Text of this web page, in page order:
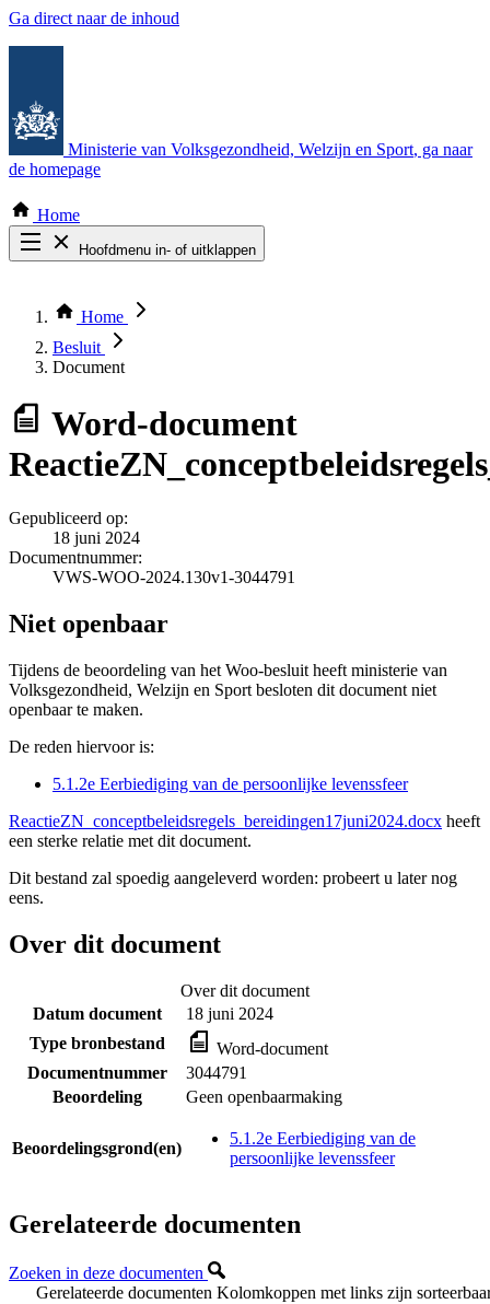
Ga direct naar de inhoud
Ministerie van Volksgezondheid, Welzijn en Sport, ga naar
de homepage
Home
Hoofdmenu in- of uitklappen
Thema COVID-19
Bekijk per bestuursorgaan
Home
Besluit
Document
Word-document
Gepubliceerd op:
18 juni 2024
Documentnummer:
VWS-WOO-2024.130v1-3044791
Niet openbaar
Tijdens de beoordeling van het Woo-besluit heeft ministerie van
Volksgezondheid, Welzijn en Sport besloten dit document niet
openbaar te maken.
De reden hiervoor is:
5.1.2e Eerbiediging van de persoonlijke levenssfeer
ReactieZN_conceptbeleidsregels_bereidingen17juni2024.docx heeft
een sterke relatie met dit document.
Dit bestand zal spoedig aangeleverd worden: probeert u later nog
eens.
Over dit document
Over dit document
Datum document
18 juni 2024
Type bronbestand
Word-document
Documentnummer
3044791
Beoordeling
Geen openbaarmaking
Beoordelingsgrond(en)
5.1.2e Eerbiediging van de
persoonlijke levenssfeer
Gerelateerde documenten
Zoeken in deze documenten
Gerelateerde documenten Kolomkoppen met links zijn